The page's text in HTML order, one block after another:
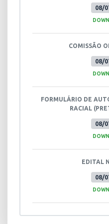
08/
08/
COMISSÃO
08/
FORMULÁRIO DE
RACIAL
08/
EDITAL